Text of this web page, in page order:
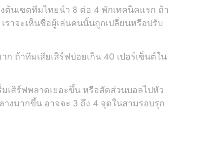
ต้นเซตทีมไทยนำ 8 ต่อ 4 พักเทคนิคแรก ถ้า
าจะเห็นชื่อผู้เล่นคนนั้นถูกเปลี่ยนหรือปรับ
ถ้าทีมเสียเสิร์ฟบ่อยเกิน 40 เปอร์เซ็นต์ใน
เสิร์ฟพลาดเยอะขึ้น หรือสัดส่วนบอลไปหัว
งมากขึ้น อาจจะ 3 ถึง 4 จุดในสามรอบรุก